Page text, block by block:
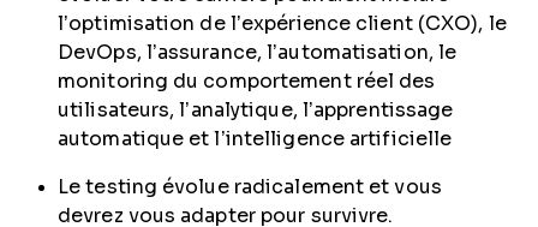
l’optimisation de l’expérience client (CXO), le
DevOps, l’assurance, l’automatisation, le
monitoring du comportement réel des
utilisateurs, l’analytique, l’apprentissage
automatique et l’intelligence artificielle
Le testing évolue radicalement et vous
devrez vous adapter pour survivre.